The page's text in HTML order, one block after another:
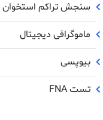
سنجش تراکم استخوان
ماموگرافی دیجیتال
بیوپسی
تست FNA